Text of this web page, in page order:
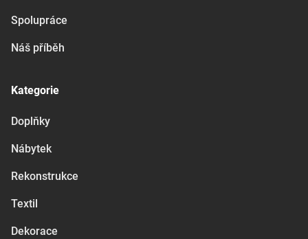
Spolupráce
Náš příběh
Kategorie
Doplňky
Nábytek
Rekonstrukce
Textil
Dekorace